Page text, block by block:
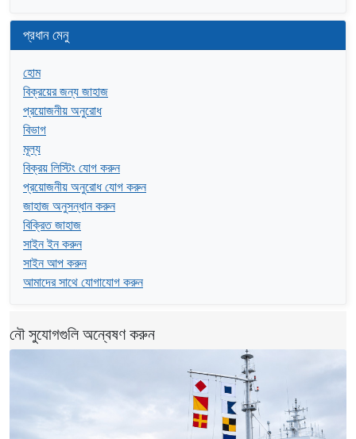
প্রধান মেনু
হোম
বিক্রয়ের জন্য জাহাজ
প্রয়োজনীয় অনুরোধ
বিভাগ
মূল্য
বিক্রয় লিস্টিং যোগ করুন
প্রয়োজনীয় অনুরোধ যোগ করুন
জাহাজ অনুসন্ধান করুন
বিক্রিত জাহাজ
সাইন ইন করুন
সাইন আপ করুন
আমাদের সাথে যোগাযোগ করুন
নৌ সুযোগগুলি অন্বেষণ করুন